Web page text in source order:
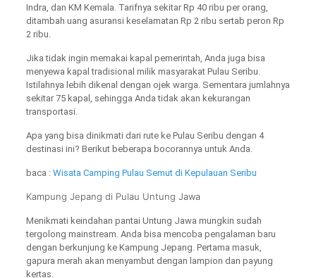
Indra, dan KM Kemala. Tarifnya sekitar Rp 40 ribu per orang,
ditambah uang asuransi keselamatan Rp 2 ribu sertab peron Rp
2 ribu.
Jika tidak ingin memakai kapal pemerintah, Anda juga bisa
menyewa kapal tradisional milik masyarakat Pulau Seribu.
Istilahnya lebih dikenal dengan ojek warga. Sementara jumlahnya
sekitar 75 kapal, sehingga Anda tidak akan kekurangan
transportasi.
Apa yang bisa dinikmati dari rute ke Pulau Seribu dengan 4
destinasi ini? Berikut beberapa bocorannya untuk Anda.
baca : Wisata Camping Pulau Semut di Kepulauan Seribu
Kampung Jepang di Pulau Untung Jawa
Menikmati keindahan pantai Untung Jawa mungkin sudah
tergolong mainstream. Anda bisa mencoba pengalaman baru
dengan berkunjung ke Kampung Jepang. Pertama masuk,
gapura merah akan menyambut dengan lampion dan payung
kertas.